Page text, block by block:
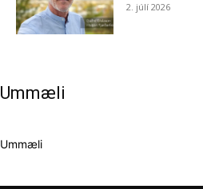
2. júlí 2026
Ummæli
Ummæli